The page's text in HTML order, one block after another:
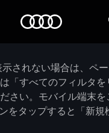
されない場合は、ペ
「すべてのフィルタを
さい。モバイル端末
をタップすると「新規